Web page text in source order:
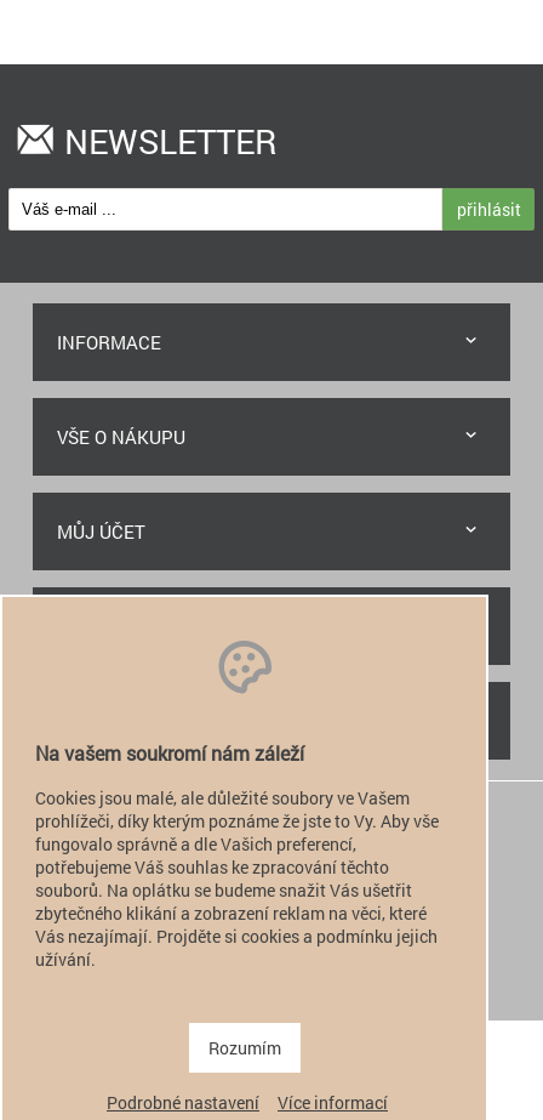
NEWSLETTER
přihlásit
INFORMACE
VŠE O NÁKUPU
MŮJ ÚČET
 +420 774 949 776
 info@alfatactical.cz
verze pro PC
Na vašem soukromí nám záleží
Cookies jsou malé, ale důležité soubory ve Vašem
prohlížeči, díky kterým poznáme že jste to Vy. Aby vše
fungovalo správně a dle Vašich preferencí,
potřebujeme Váš souhlas ke zpracování těchto
souborů. Na oplátku se budeme snažit Vás ušetřit
zbytečného klikání a zobrazení reklam na věci, které
Vás nezajímají. Projděte si cookies a podmínku jejich
užívání.
Rozumím
Podrobné nastavení Více informací
Copyright 2011 - 2026 alfatactical | vytvořeno